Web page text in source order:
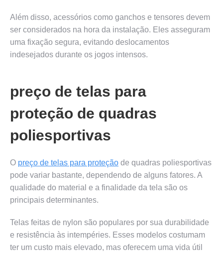
Além disso, acessórios como ganchos e tensores devem
ser considerados na hora da instalação. Eles asseguram
uma fixação segura, evitando deslocamentos
indesejados durante os jogos intensos.
preço de telas para
proteção de quadras
poliesportivas
O preço de telas para proteção de quadras poliesportivas
pode variar bastante, dependendo de alguns fatores. A
qualidade do material e a finalidade da tela são os
principais determinantes.
Telas feitas de nylon são populares por sua durabilidade
e resistência às intempéries. Esses modelos costumam
ter um custo mais elevado, mas oferecem uma vida útil